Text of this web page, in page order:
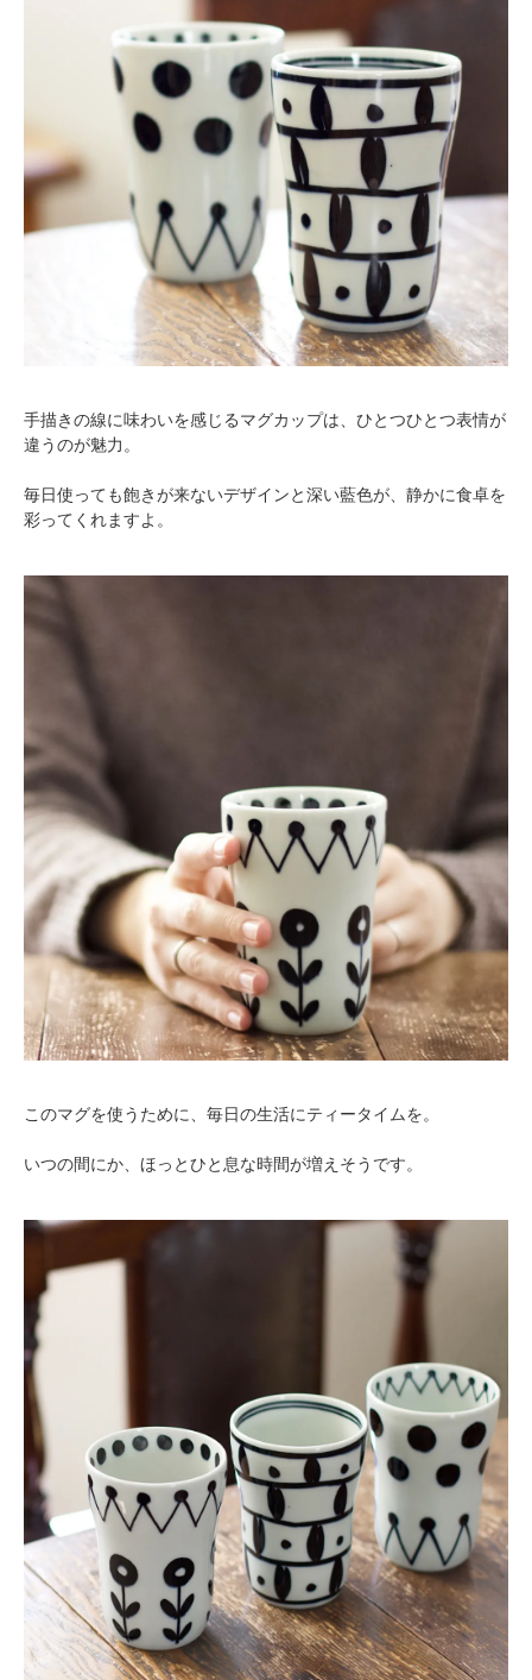
手描きの線に味わいを感じるマグカップは、ひとつひとつ表情が
違うのが魅力。
毎日使っても飽きが来ないデザインと深い藍色が、静かに食卓を
彩ってくれますよ。
このマグを使うために、毎日の生活にティータイムを。
いつの間にか、ほっとひと息な時間が増えそうです。